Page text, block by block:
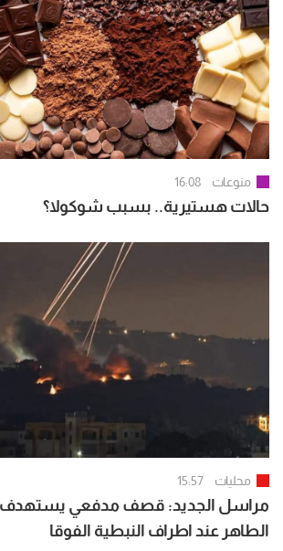
منوعات 16:08
حالات هستيرية.. بسبب شوكولا؟
محليات 15:57
مراسل الجديد: قصف مدفعي يستهدف
الطاهر عند اطراف النبطية الفوقا